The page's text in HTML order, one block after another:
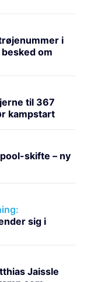
i
om
til 367
kampstart
skifte – ny
sig i
Jaissle